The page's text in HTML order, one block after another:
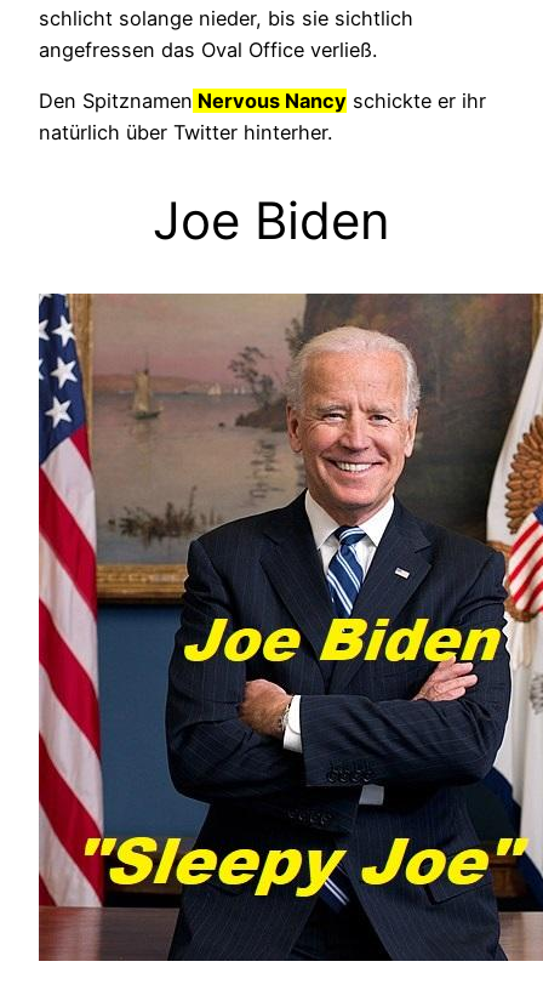
schlicht solange nieder, bis sie sichtlich
angefressen das Oval Office verließ.
Den Spitznamen Nervous Nancy schickte er ihr
natürlich über Twitter hinterher.
Joe Biden